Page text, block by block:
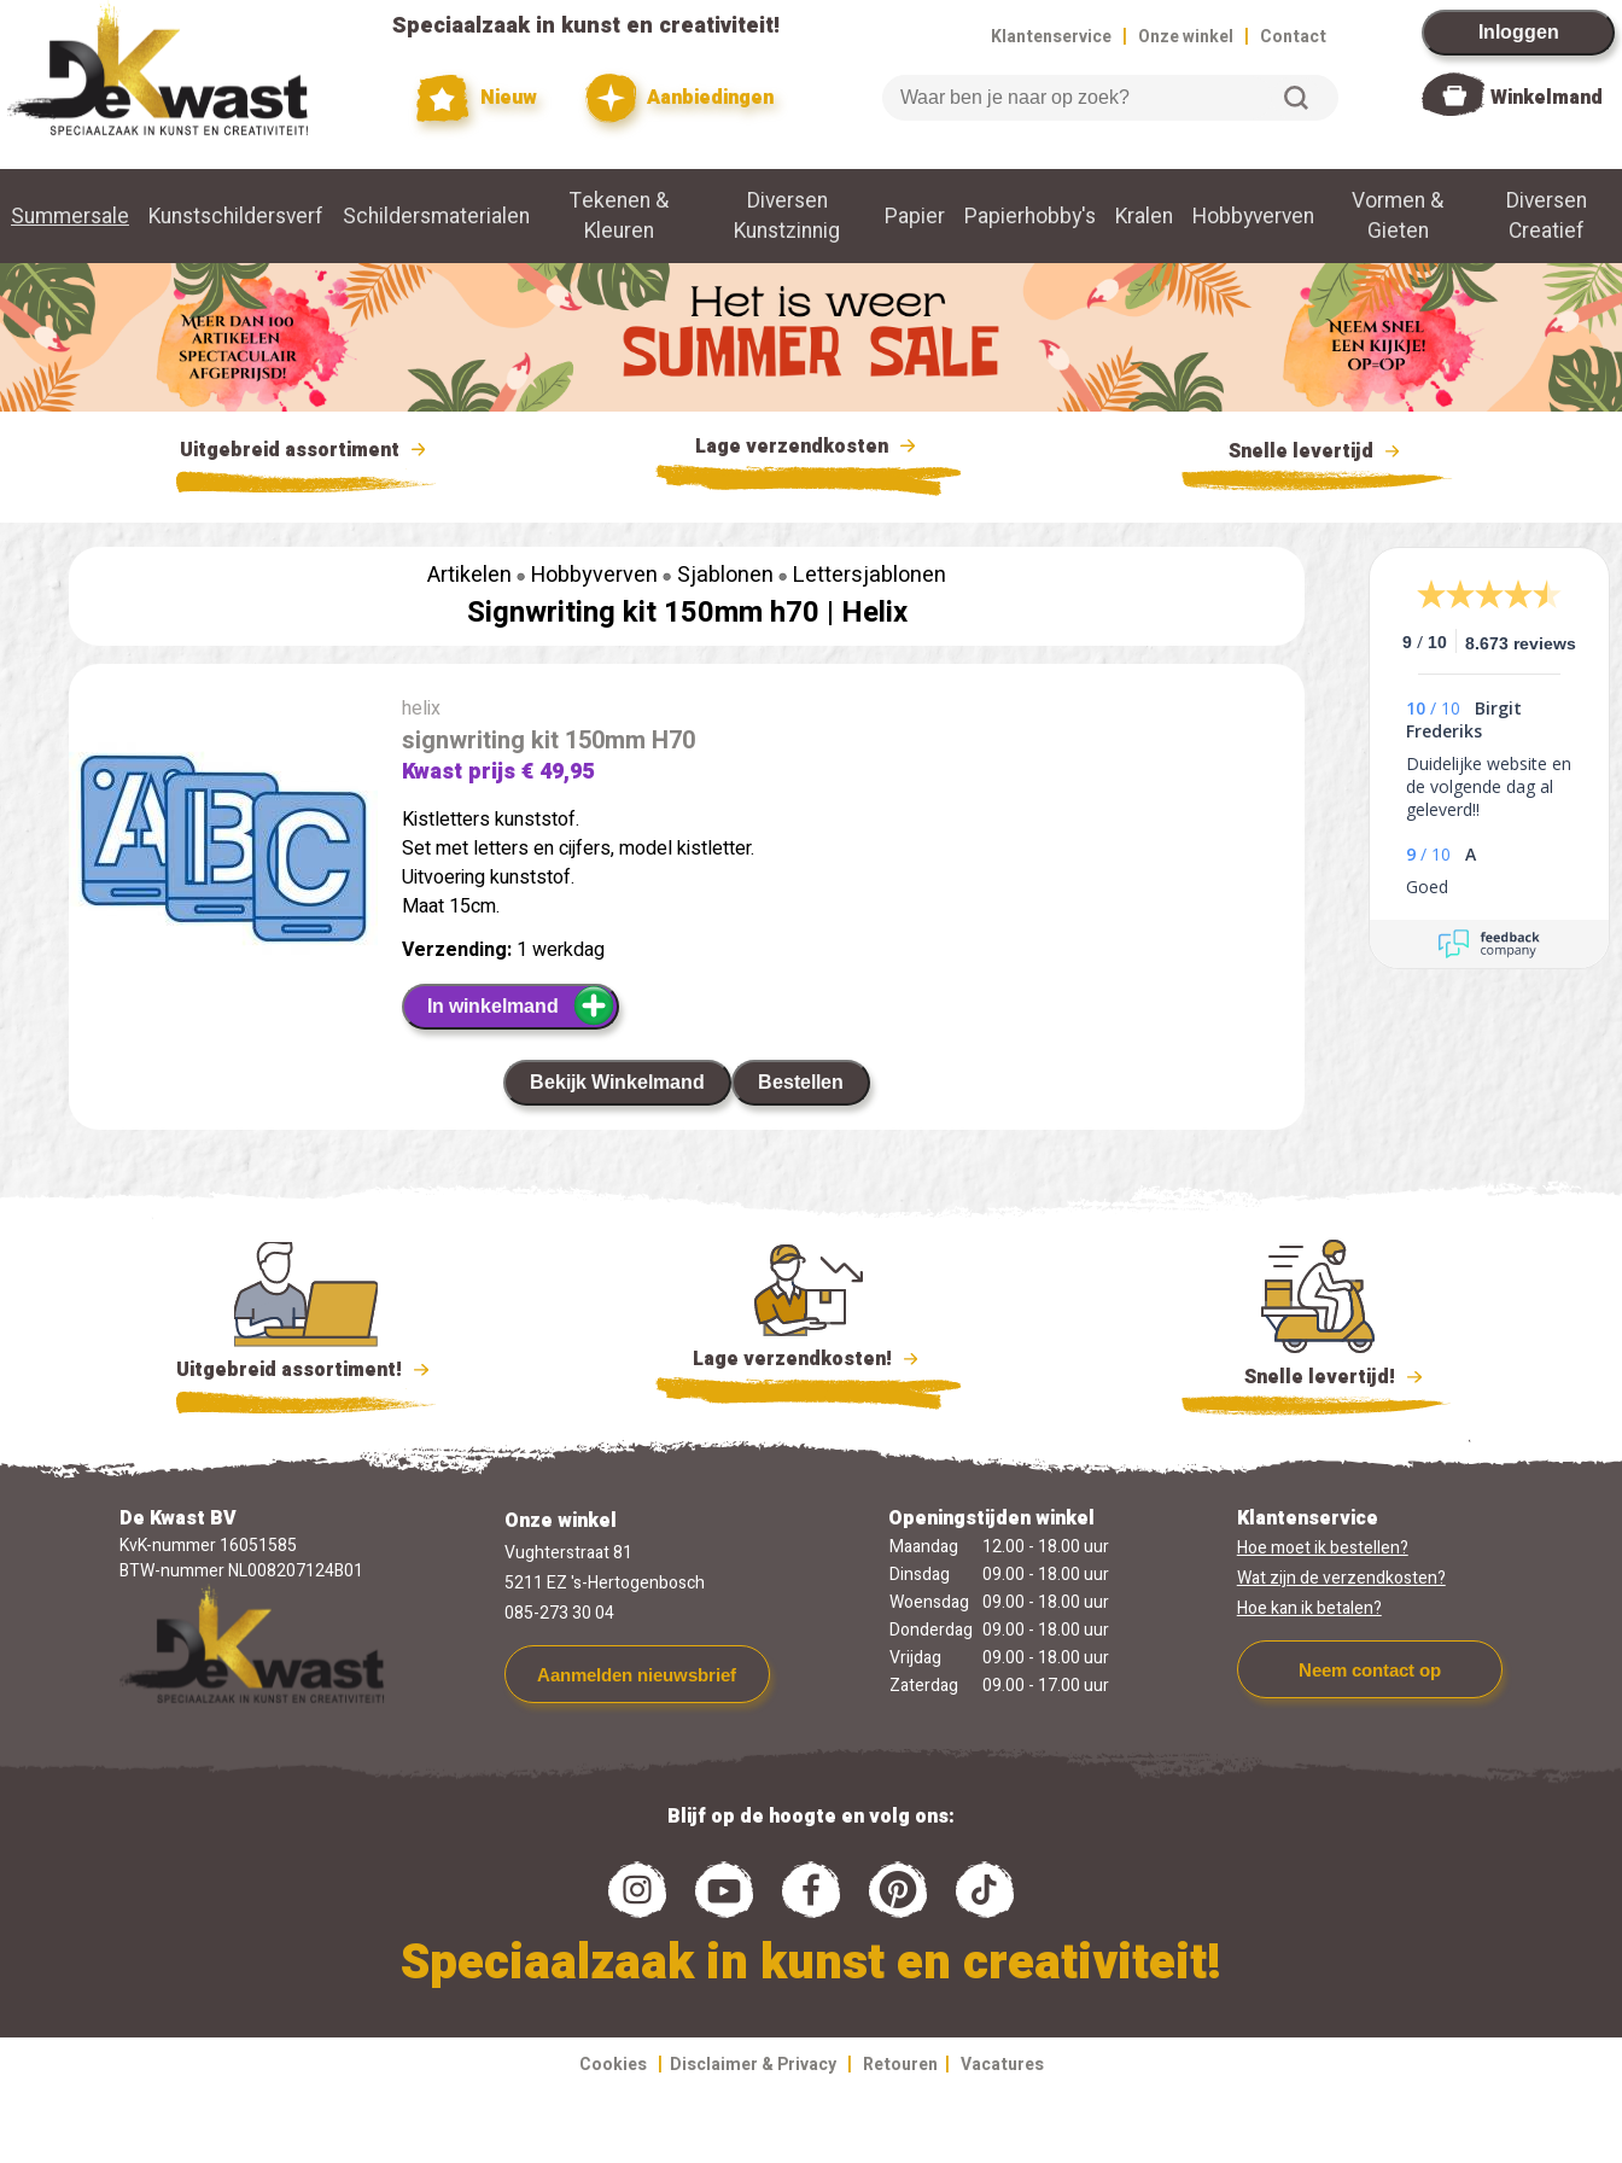
Speciaalzaak in kunst en creativiteit!
Nieuw Aanbiedingen
Klantenservice | Onze winkel | Contact
Zoeken
Inloggen
Winkelmand
Summersale Kunstschildersverf Schildersmaterialen
Tekenen &
Kleuren
Diversen
Kunstzinnig
Papier Papierhobby's Kralen Hobbyverven
Vormen &
Gieten
Diversen
Creatief
Uitgebreid assortiment Lage verzendkosten Snelle levertijd
9 / 10 8.673 reviews
10 / 10
Birgit
Frederiks
Duidelijke website en
de volgende dag al
geleverd!!
9 / 10
A
Goed
Artikelen Hobbyverven Sjablonen Lettersjablonen
Signwriting kit 150mm h70 | Helix
helix
signwriting kit 150mm H70
Kwast prijs € 49,95
Kistletters kunststof.
Set met letters en cijfers, model kistletter.
Uitvoering kunststof.
Maat 15cm.
Verzending: 1 werkdag
In winkelmand
Bekijk Winkelmand Bestellen
Uitgebreid assortiment! Lage verzendkosten!
Snelle levertijd!
De Kwast BV
KvK-nummer 16051585
BTW-nummer NL008207124B01
Onze winkel
Vughterstraat 81
5211 EZ 's-Hertogenbosch
085-273 30 04
Aanmelden nieuwsbrief
Openingstijden winkel
Maandag
12.00 - 18.00 uur
Dinsdag
09.00 - 18.00 uur
Woensdag 09.00 - 18.00 uur
Donderdag 09.00 - 18.00 uur
Vrijdag
09.00 - 18.00 uur
Zaterdag
09.00 - 17.00 uur
Klantenservice
Hoe moet ik bestellen?
Wat zijn de verzendkosten?
Hoe kan ik betalen?
Neem contact op
Blijf op de hoogte en volg ons:
Speciaalzaak in kunst en creativiteit!
Cookies | Disclaimer & Privacy | Retouren | Vacatures